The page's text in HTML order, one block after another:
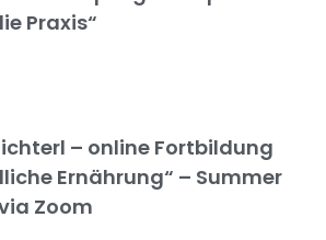
Praxis“
– online Fortbildung
Ernährung“ – Summer
Zoom